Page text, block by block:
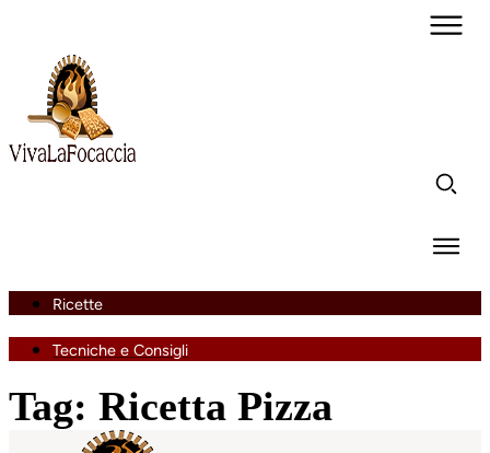
Ricette
Tecniche e Consigli
Tag: Ricetta Pizza